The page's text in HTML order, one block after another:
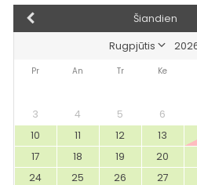
Šiandien
Pr An Tr Ke
3
4 5 6
10
11 12 13
17
18 19 20
24
25 26 27